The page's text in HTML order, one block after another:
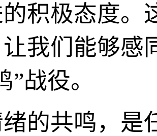
积极态度。
我们能够感
”战役。
的共鸣，是